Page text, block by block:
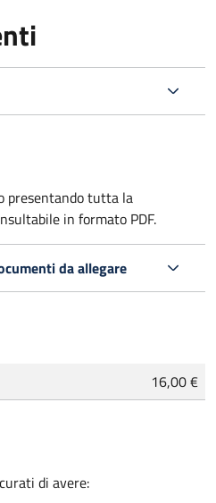
presentando tutta la
in formato PDF.
da allegare
16,00 €
di avere: